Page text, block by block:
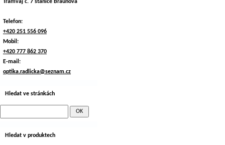
Tramvaj č. 7 stanice Braunova
Telefon:
+420 251 556 096
Mobil:
+420 777 862 370
E-mail:
optika.radlicka@seznam.cz
Hledat ve stránkách
Hledat v produktech